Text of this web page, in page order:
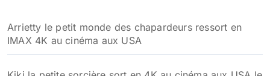
Arrietty le petit monde des chapardeurs ressort en
IMAX 4K au cinéma aux USA